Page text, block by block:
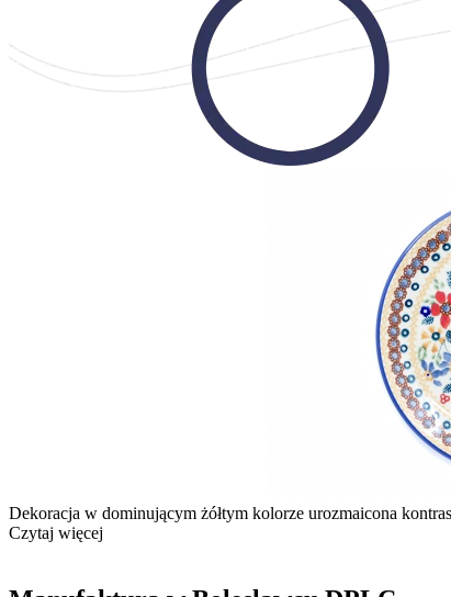
Dekoracja w dominującym żółtym kolorze urozmaicona
Czytaj więcej